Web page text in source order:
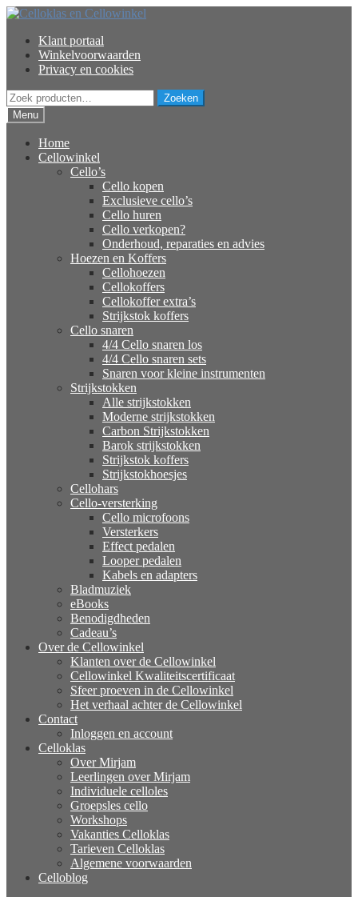
Ga
naar
navigatie
Ga
inhoud
Klant portaal
Winkelvoorwaarden
Privacy en cookies
Zoeken
naar:
Zoeken
Menu
Home
Cellowinkel
Cello’s
Cello kopen
Exclusieve cello’s
Cello huren
Cello verkopen?
Onderhoud, reparaties en advies
Hoezen en Koffers
Cellohoezen
Cellokoffers
Cellokoffer extra’s
Strijkstok koffers
Cello snaren
4/4 Cello snaren los
4/4 Cello snaren sets
Snaren voor kleine instrumenten
Strijkstokken
Alle strijkstokken
Moderne strijkstokken
Carbon Strijkstokken
Barok strijkstokken
Strijkstok koffers
Strijkstokhoesjes
Cellohars
Cello-versterking
Cello microfoons
Versterkers
Effect pedalen
Looper pedalen
Kabels en adapters
Bladmuziek
eBooks
Benodigdheden
Cadeau’s
Over de Cellowinkel
Klanten over de Cellowinkel
Cellowinkel Kwaliteitscertificaat
Sfeer proeven in de Cellowinkel
Het verhaal achter de Cellowinkel
Contact
Inloggen en account
Celloklas
Over Mirjam
Leerlingen over Mirjam
Individuele celloles
Groepsles cello
Workshops
Vakanties Celloklas
Tarieven Celloklas
Algemene voorwaarden
Celloblog